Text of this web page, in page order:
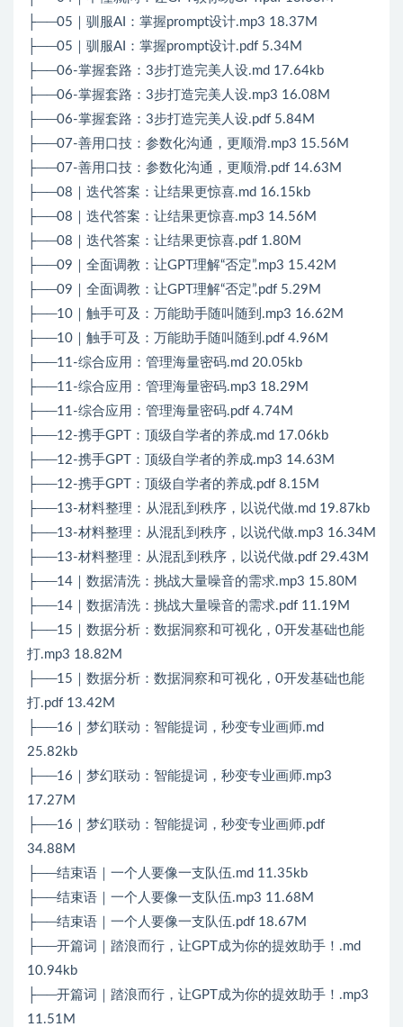
├──05｜驯服AI：掌握prompt设计.mp3 18.37M
├──05｜驯服AI：掌握prompt设计.pdf 5.34M
├──06-掌握套路：3步打造完美人设.md 17.64kb
├──06-掌握套路：3步打造完美人设.mp3 16.08M
├──06-掌握套路：3步打造完美人设.pdf 5.84M
├──07-善用口技：参数化沟通，更顺滑.mp3 15.56M
├──07-善用口技：参数化沟通，更顺滑.pdf 14.63M
├──08｜迭代答案：让结果更惊喜.md 16.15kb
├──08｜迭代答案：让结果更惊喜.mp3 14.56M
├──08｜迭代答案：让结果更惊喜.pdf 1.80M
├──09｜全面调教：让GPT理解“否定”.mp3 15.42M
├──09｜全面调教：让GPT理解“否定”.pdf 5.29M
├──10｜触手可及：万能助手随叫随到.mp3 16.62M
├──10｜触手可及：万能助手随叫随到.pdf 4.96M
├──11-综合应用：管理海量密码.md 20.05kb
├──11-综合应用：管理海量密码.mp3 18.29M
├──11-综合应用：管理海量密码.pdf 4.74M
├──12-携手GPT：顶级自学者的养成.md 17.06kb
├──12-携手GPT：顶级自学者的养成.mp3 14.63M
├──12-携手GPT：顶级自学者的养成.pdf 8.15M
├──13-材料整理：从混乱到秩序，以说代做.md 19.87kb
├──13-材料整理：从混乱到秩序，以说代做.mp3 16.34M
├──13-材料整理：从混乱到秩序，以说代做.pdf 29.43M
├──14｜数据清洗：挑战大量噪音的需求.mp3 15.80M
├──14｜数据清洗：挑战大量噪音的需求.pdf 11.19M
├──15｜数据分析：数据洞察和可视化，0开发基础也能
打.mp3 18.82M
├──15｜数据分析：数据洞察和可视化，0开发基础也能
打.pdf 13.42M
├──16｜梦幻联动：智能提词，秒变专业画师.md
25.82kb
├──16｜梦幻联动：智能提词，秒变专业画师.mp3
17.27M
├──16｜梦幻联动：智能提词，秒变专业画师.pdf
34.88M
├──结束语｜一个人要像一支队伍.md 11.35kb
├──结束语｜一个人要像一支队伍.mp3 11.68M
├──结束语｜一个人要像一支队伍.pdf 18.67M
├──开篇词｜踏浪而行，让GPT成为你的提效助手！.md
10.94kb
├──开篇词｜踏浪而行，让GPT成为你的提效助手！.mp3
11.51M